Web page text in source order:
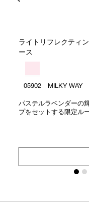
ライトリフレクティ
ース
05902 MILKY WAY
パステルラベンダーの
プをセットする限定ル